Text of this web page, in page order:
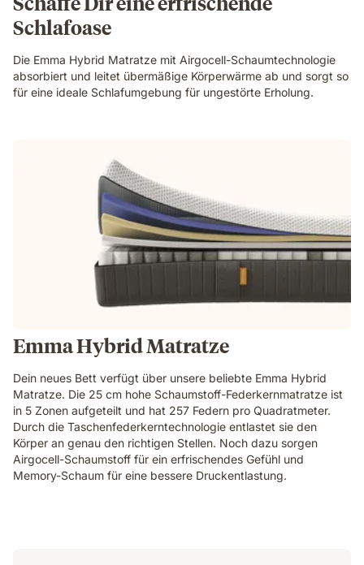
Schlafoase
Die Emma Hybrid Matratze mit Airgocell-Schaumtechnologie
absorbiert und leitet übermäßige Körperwärme ab und sorgt so
für eine ideale Schlafumgebung für ungestörte Erholung.
Emma Hybrid Matratze
Dein neues Bett verfügt über unsere beliebte Emma Hybrid
Matratze. Die 25 cm hohe Schaumstoff-Federkernmatratze ist
in 5 Zonen aufgeteilt und hat 257 Federn pro Quadratmeter.
Durch die Taschenfederkerntechnologie entlastet sie den
Körper an genau den richtigen Stellen. Noch dazu sorgen
Airgocell-Schaumstoff für ein erfrischendes Gefühl und
Memory-Schaum für eine bessere Druckentlastung.